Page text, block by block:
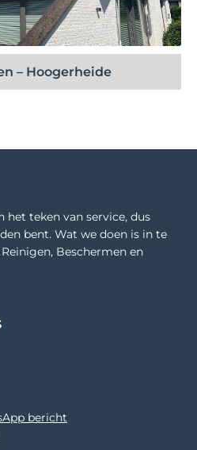
project
– Hoogerheide
het teken van service, dus
bent. Wat we doen is in te
Beschermen en
bericht